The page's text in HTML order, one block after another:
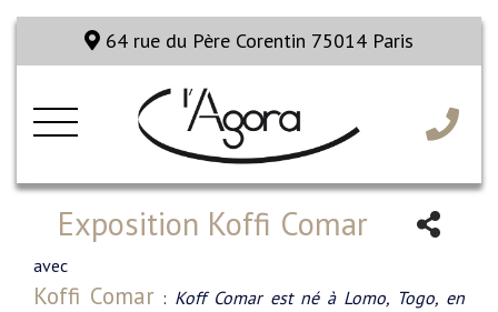
64 rue du Père Corentin 75014 Paris
Exposition Koffi Comar
avec
Koffi Comar : Koff Comar est né à Lomo, Togo, en